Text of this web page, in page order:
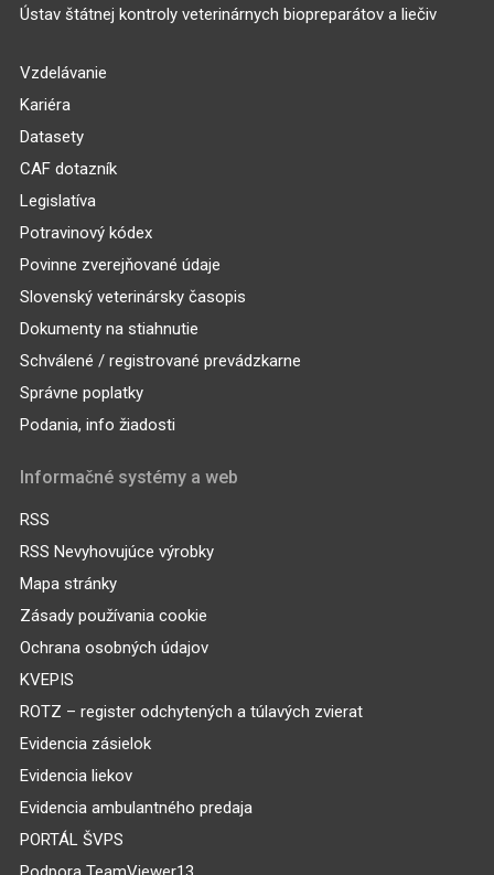
Ústav štátnej kontroly veterinárnych biopreparátov a liečiv
Vzdelávanie
Kariéra
Datasety
CAF dotazník
Legislatíva
Potravinový kódex
Povinne zverejňované údaje
Slovenský veterinársky časopis
Dokumenty na stiahnutie
Schválené / registrované prevádzkarne
Správne poplatky
Podania, info žiadosti
Informačné systémy a web
RSS
RSS Nevyhovujúce výrobky
Mapa stránky
Zásady používania cookie
Ochrana osobných údajov
KVEPIS
ROTZ – register odchytených a túlavých zvierat
Evidencia zásielok
Evidencia liekov
Evidencia ambulantného predaja
PORTÁL ŠVPS